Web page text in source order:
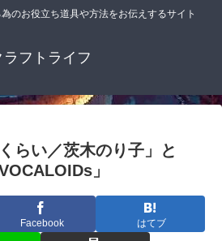
のお役立ち道具や方法をお伝えするサイト
ラフトライフ
らい／茨木のり子」と
」
Facebook はてブ